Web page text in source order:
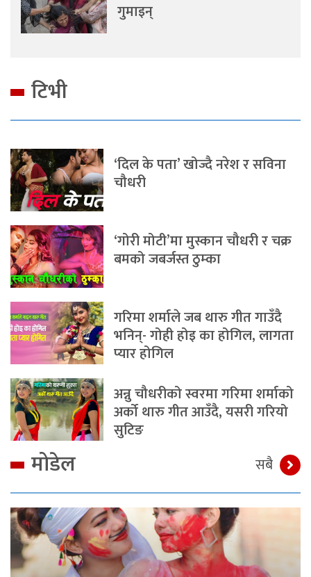
गुमाइन्
टिभी
‘दिल के पता’ खोज्दै नरेश र सविना
चौधरी
‘गोरी मोटी’मा मुस्कान चौधरी र चक्र
बमको जबर्जस्त ठुम्का
गरिमा शर्माले जब थारु गीत गाउँदै
भनिन्- गोही होइ का होगिल, लागता
प्यार होगिल
अन्नु चौधरीको स्वरमा गरिमा शर्माको
अर्को थारु गीत आउँदै, यसरी गरियो
सुटिङ
मोडेल सबै